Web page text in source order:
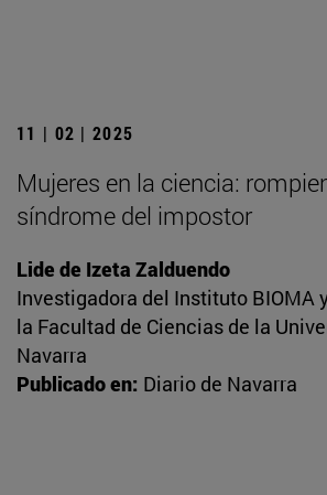
11 | 02 | 2025
Mujeres en la ciencia:
síndrome del impostor
Lide de Izeta Zalduendo
Investigadora del Instituto BIOMA
la Facultad de Ciencias de la
Navarra
Publicado en: Diario de Navarra